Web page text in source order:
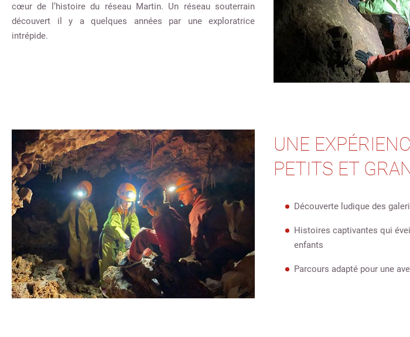
cœur de l’histoire du réseau Martin. Un réseau souterrain
découvert il y a quelques années par une exploratrice
intrépide.
UNE
PETITS ET
Découverte ludique des
Histoires captivantes qui
enfants
Parcours adapté pour une